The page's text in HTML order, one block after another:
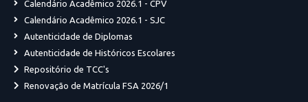
Calendário Acadêmico 2026.1 - CPV
Calendário Acadêmico 2026.1 - SJC
Autenticidade de Diplomas
Autenticidade de Históricos Escolares
Repositório de TCC's
Renovação de Matrícula FSA 2026/1